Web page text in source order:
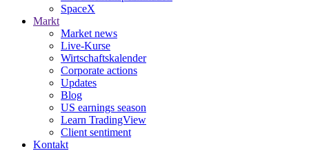
SpaceX
Markt
Market news
Live-Kurse
Wirtschaftskalender
Corporate actions
Updates
Blog
US earnings season
Learn TradingView
Client sentiment
Kontakt